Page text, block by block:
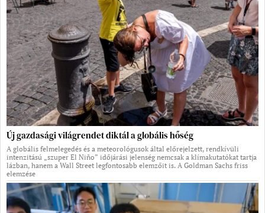
Új gazdasági világrendet diktál a globális hőség
A globális felmelegedés és a meteorológusok által előrejelzett, rendkívüli
intenzitású „szuper El Niño” időjárási jelenség nemcsak a klímakutatókat tartja
lázban, hanem a Wall Street legfontosabb elemzőit is. A Goldman Sachs friss
elemzése